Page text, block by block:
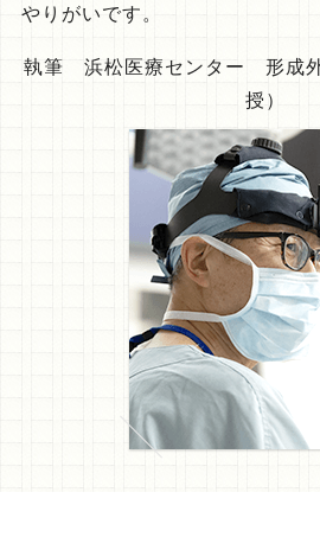
やりがいです。
執筆 浜松医療センター 形成
授）